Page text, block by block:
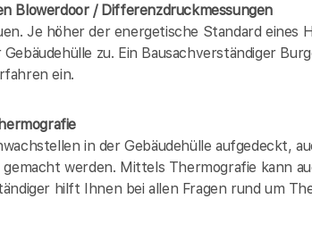
Blowerdoor / Differenzdruckmessungen
Je höher der energetische Standard eines
zu. Ein Bausachverständiger
ein.
in der Gebäudehülle aufgedeckt,
werden. Mittels Thermografie kann
hilft Ihnen bei allen Fragen rund um